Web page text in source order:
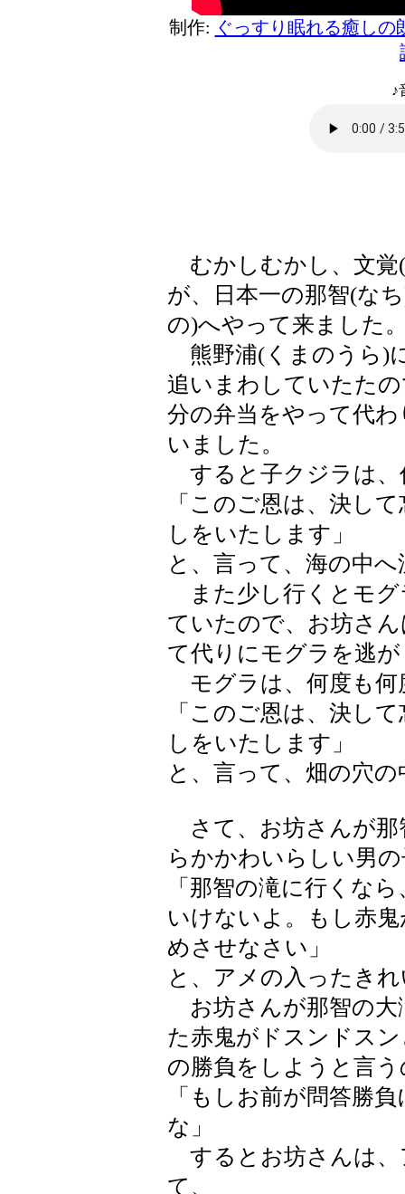
制作: ぐっすり眠れる癒し
♪
むかしむかし、文覚
が、日本一の那智(な
の)へやって来ました
熊野浦(くまのうら)
追いまわしていたた
分の弁当をやって代
いました。
すると子クジラは、
「このご恩は、決し
しをいたします」
と、言って、海の中
また少し行くとモグ
ていたので、お坊さ
て代りにモグラを逃
モグラは、何度も何
「このご恩は、決し
しをいたします」
と、言って、畑の穴
さて、お坊さんが那
らかかわいらしい男
「那智の滝に行くな
いけないよ。もし赤
めさせなさい」
と、アメの入ったき
お坊さんが那智の大
た赤鬼がドスンドス
の勝負をしようと言
「もしお前が問答勝
な」
するとお坊さんは、
て、